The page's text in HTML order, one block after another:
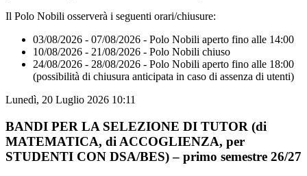
Il Polo Nobili osserverà i seguenti orari/chiusure:
03/08/2026 - 07/08/2026 - Polo Nobili aperto fino alle 14:00
10/08/2026 - 21/08/2026 - Polo Nobili chiuso
24/08/2026 - 28/08/2026 - Polo Nobili aperto fino alle 18:00
(possibilità di chiusura anticipata in caso di assenza di utenti)
Lunedì, 20 Luglio 2026 10:11
BANDI PER LA SELEZIONE DI TUTOR (di
MATEMATICA, di ACCOGLIENZA, per
STUDENTI CON DSA/BES) – primo semestre 26/27